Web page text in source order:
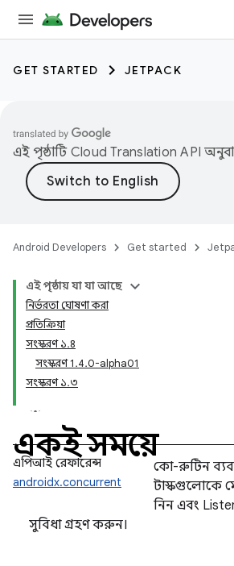
GET STARTED JETPACK
এই পৃষ্ঠাটি Cloud Translation API
Android Developers Get started
এই পৃষ্ঠায় যা যা আছে
নির্ভরতা ঘোষণা করা
প্রতিক্রিয়া
সংস্করণ ১.৪
সংস্করণ 1.4.0-alpha01
সংস্করণ ১.৩
একই সময়ে
এপিআই রেফারেন্স
androidx.concurrent
কো-রুটিন
টাস্কগুলোকে
নিন এবং
সুবিধা গ্রহণ করুন।